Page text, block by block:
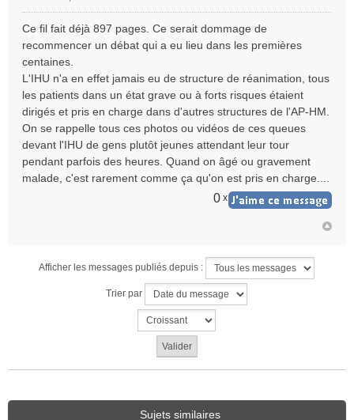
s
s
a
g
e
n
n
l
u
Ce fil fait déjà 897 pages. Ce serait dommage de
recommencer un débat qui a eu lieu dans les premières
centaines.
L'IHU n'a en effet jamais eu de structure de réanimation, tous
les patients dans un état grave ou à forts risques étaient
dirigés et pris en charge dans d'autres structures de l'AP-HM.
On se rappelle tous ces photos ou vidéos de ces queues
devant l'IHU de gens plutôt jeunes attendant leur tour
pendant parfois des heures. Quand on âgé ou gravement
malade, c'est rarement comme ça qu'on est pris en charge....
0 x
Afficher les messages publiés depuis :
Trier par
Sujets similaires